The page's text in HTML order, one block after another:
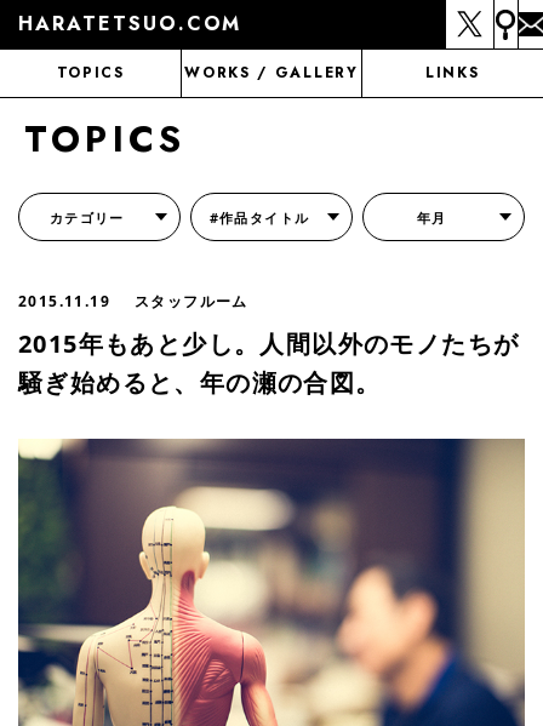
HARATETSUO.COM
TOPICS WORKS / GALLERY LINKS
TOPICS
カテゴリー #作品タイトル 年月
2015.11.19 スタッフルーム
2015年もあと少し。人間以外のモノたちが
騒ぎ始めると、年の瀬の合図。